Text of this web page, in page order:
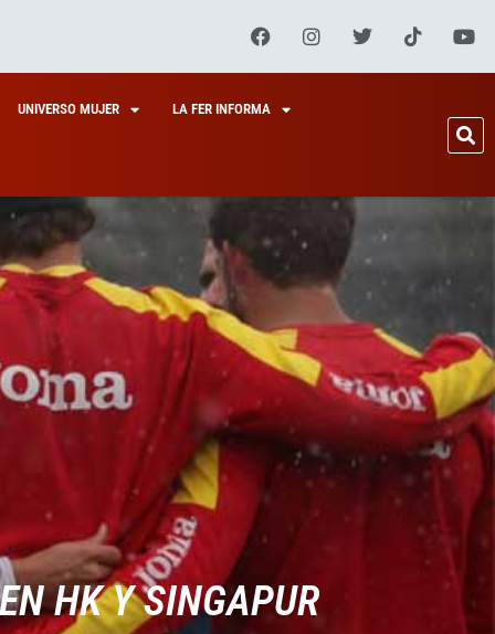
UNIVERSO MUJER LA FER INFORMA
HK Y SINGAPUR